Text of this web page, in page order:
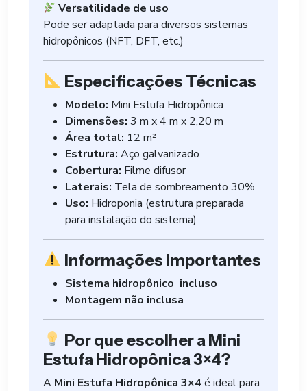
Versatilidade de uso
Pode ser adaptada para diversos sistemas
hidropônicos (NFT, DFT, etc.)
Especificações Técnicas
Modelo: Mini Estufa Hidropônica
Dimensões: 3 m x 4 m x 2,20 m
Área total: 12 m²
Estrutura: Aço galvanizado
Cobertura: Filme difusor
Laterais: Tela de sombreamento 30%
Uso: Hidroponia (estrutura preparada
para instalação do sistema)
Informações Importantes
Sistema hidropônico incluso
Montagem não inclusa
Por que escolher a Mini
Estufa Hidropônica 3×4?
A Mini Estufa Hidropônica 3×4é ideal para